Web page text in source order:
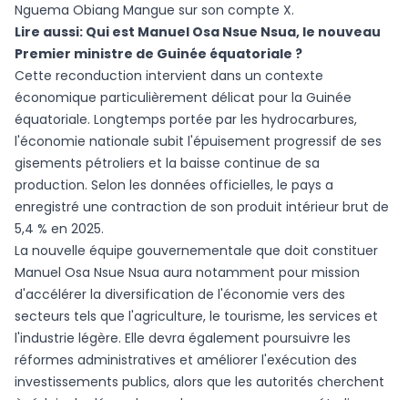
Nguema Obiang Mangue sur son compte X.
Lire aussi: Qui est Manuel Osa Nsue Nsua, le nouveau
Premier ministre de Guinée équatoriale ?
Cette reconduction intervient dans un contexte
économique particulièrement délicat pour la Guinée
équatoriale. Longtemps portée par les hydrocarbures,
l'économie nationale subit l'épuisement progressif de ses
gisements pétroliers et la baisse continue de sa
production. Selon les données officielles, le pays a
enregistré une contraction de son produit intérieur brut de
5,4 % en 2025.
La nouvelle équipe gouvernementale que doit constituer
Manuel Osa Nsue Nsua aura notamment pour mission
d'accélérer la diversification de l'économie vers des
secteurs tels que l'agriculture, le tourisme, les services et
l'industrie légère. Elle devra également poursuivre les
réformes administratives et améliorer l'exécution des
investissements publics, alors que les autorités cherchent